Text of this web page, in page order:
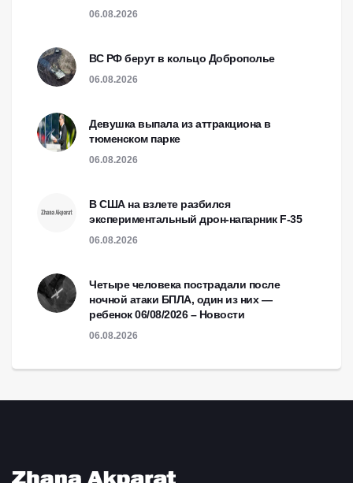
06.08.2026
ВС РФ берут в кольцо Доброполье
06.08.2026
Девушка выпала из аттракциона в
тюменском парке
06.08.2026
В США на взлете разбился
экспериментальный дрон-напарник F-35
06.08.2026
Четыре человека пострадали после
ночной атаки БПЛА, один из них —
ребенок 06/08/2026 – Новости
06.08.2026